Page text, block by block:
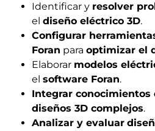
Identificar y resolver
el diseño eléctrico 3D.
Configurar
Foran para optimizar el
Elaborar modelos
el software Foran.
Integrar conocimientos
diseños 3D complejos.
Analizar y evaluar